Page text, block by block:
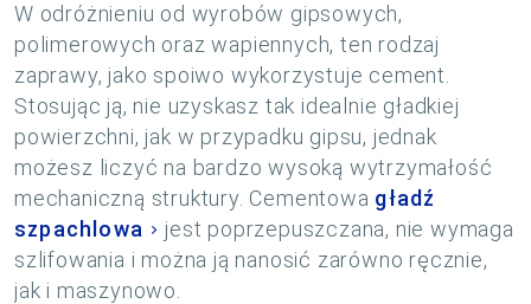
W odróżnieniu od wyrobów gipsowych,
polimerowych oraz wapiennych, ten rodzaj
zaprawy, jako spoiwo wykorzystuje cement.
Stosując ją, nie uzyskasz tak idealnie gładkiej
powierzchni, jak w przypadku gipsu, jednak
możesz liczyć na bardzo wysoką wytrzymałość
mechaniczną struktury. Cementowa gładź
szpachlowa
jest poprzepuszczana, nie wymaga
szlifowania i można ją nanosić zarówno ręcznie,
jak i maszynowo.